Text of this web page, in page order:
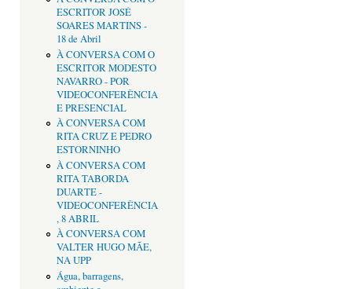
ESCRITOR JOSÉ
SOARES MARTINS -
18 de Abril
À CONVERSA COM O
ESCRITOR MODESTO
NAVARRO - POR
VIDEOCONFERÊNCIA
E PRESENCIAL
À CONVERSA COM
RITA CRUZ E PEDRO
ESTORNINHO
À CONVERSA COM
RITA TABORDA
DUARTE -
VIDEOCONFERÊNCIA
, 8 ABRIL
À CONVERSA COM
VALTER HUGO MÃE,
NA UPP
Água, barragens,